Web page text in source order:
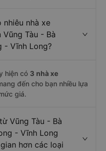
nhiêu nhà xe
Tàu - Bà
- Vĩnh Long?
hiện có 3 nhà xe
đến cho bạn nhiều lựa
giá.
Vũng Tàu - Bà
- Vĩnh Long
hơn các loại